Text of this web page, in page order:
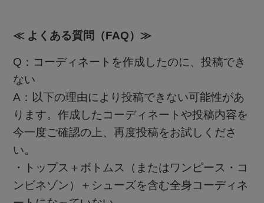
≪ よくある質問（FAQ）≫
Q：コーディネートを作成したのに、投稿でき
ない
A：以下の理由により投稿できない可能性があ
ります。作成したコーディネートや投稿内容を
今一度ご確認の上、再度投稿をお試しくださ
い。
・トップス＋ボトムス（またはワンピース・コ
ンビネゾン）＋シューズを含む全身コーディネ